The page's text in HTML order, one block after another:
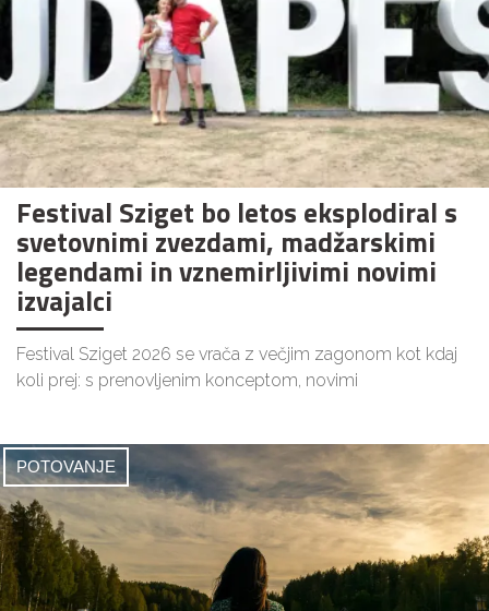
Festival Sziget bo letos eksplodiral s
svetovnimi zvezdami, madžarskimi
legendami in vznemirljivimi novimi
izvajalci
Festival Sziget 2026 se vrača z večjim zagonom kot kdaj
koli prej: s prenovljenim konceptom, novimi
POTOVANJE